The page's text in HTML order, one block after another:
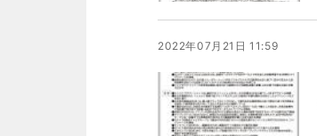
2022年07月21日 11:59